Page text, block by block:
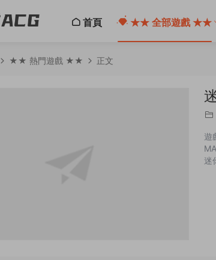
首頁 ★★ 全部遊戲 ★★
★★ 熱門遊戲 ★★ 正文
遊
迷